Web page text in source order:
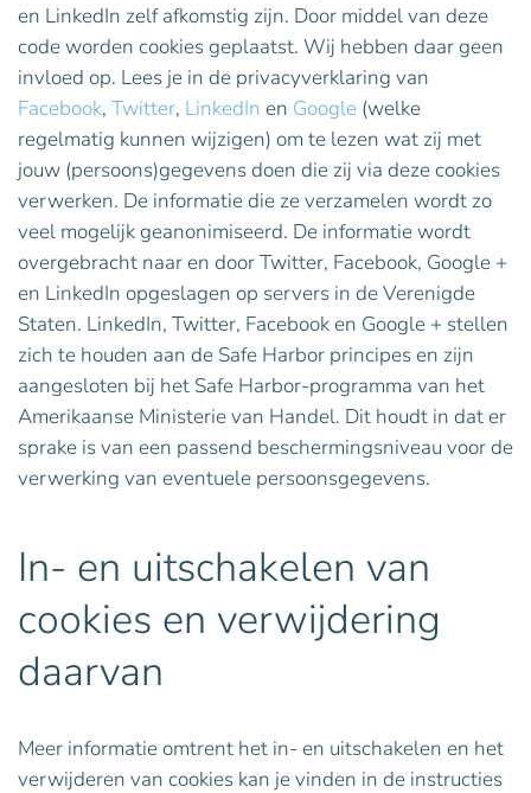
en LinkedIn zelf afkomstig zijn. Door middel van deze
code worden cookies geplaatst. Wij hebben daar geen
invloed op. Lees je in de privacyverklaring van
Facebook, Twitter, LinkedIn en Google (welke
regelmatig kunnen wijzigen) om te lezen wat zij met
jouw (persoons)gegevens doen die zij via deze cookies
verwerken. De informatie die ze verzamelen wordt zo
veel mogelijk geanonimiseerd. De informatie wordt
overgebracht naar en door Twitter, Facebook, Google +
en LinkedIn opgeslagen op servers in de Verenigde
Staten. LinkedIn, Twitter, Facebook en Google + stellen
zich te houden aan de Safe Harbor principes en zijn
aangesloten bij het Safe Harbor-programma van het
Amerikaanse Ministerie van Handel. Dit houdt in dat er
sprake is van een passend beschermingsniveau voor de
verwerking van eventuele persoonsgegevens.
In- en uitschakelen van
cookies en verwijdering
daarvan
Meer informatie omtrent het in- en uitschakelen en het
verwijderen van cookies kan je vinden in de instructies